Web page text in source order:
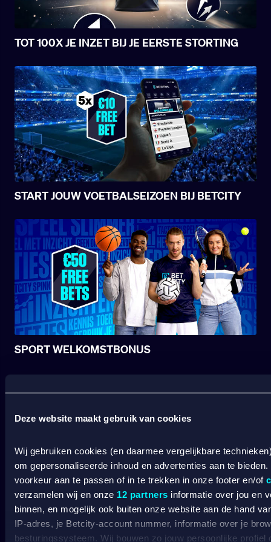
Deze website maakt gebruik van cookies
Wij gebruiken cookies (en daarmee vergelijkbare
om gepersonaliseerde inhoud en advertenties aan te
voorkeur aan te passen of in te trekken in onze footer en/of
verzamelen wij en onze 12 partners informatie over jou en
binnen, en mogelijk ook buiten onze website aan de hand
IP-adres, je Betcity-account nummer, informatie over je
besturingssysteem. Wij bouwen zo jouw persoonlijke profiel
TOT 100X JE INZET BIJ JE EERSTE STORTING
START JOUW VOETBALSEIZOEN BIJ BETCITY
SPORT WELKOMSTBONUS
VERANTWOORD
BETCITY
SPORTSBOOK
Wedden op sport
Wedden op voetbal
Wedden op Eredivisie